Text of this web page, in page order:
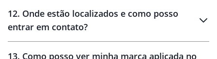
30 dias
12. Onde estão localizados e como posso
entrar em contato?
13. Como posso ver minha marca aplicada no